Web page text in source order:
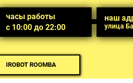
часы работы
с 10:00 до 22:00
наш
улица
IROBOT ROOMBA